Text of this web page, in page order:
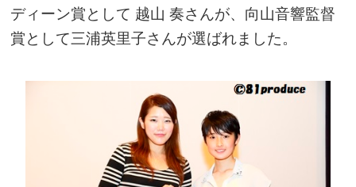
ディーン賞として 越山 奏さんが、向山音響監督
賞として三浦英里子さんが選ばれました。